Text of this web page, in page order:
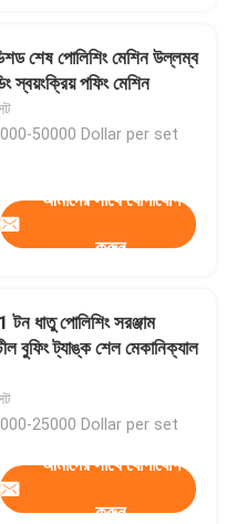
শেষ পোলিশিং মেশিন উল্লম্ব
স্বয়ংক্রিয় পফিং মেশিন
50000 Dollar per set
আমাদের সাথে যোগাযোগ
করুন
ধাতু পোলিশিং সরঞ্জাম
বুফিং ট্যাঙ্ক শেল মেকানিক্যাল
25000 Dollar per set
আমাদের সাথে যোগাযোগ
করুন